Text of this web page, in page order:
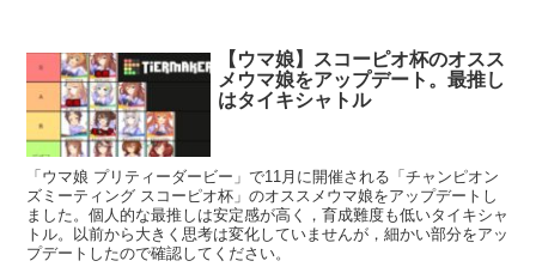
【ウマ娘】スコーピオ杯のオスス
メウマ娘をアップデート。最推し
はタイキシャトル
「ウマ娘 プリティーダービー」で11月に開催される「チャンピオン
ズミーティング スコーピオ杯」のオススメウマ娘をアップデートし
ました。個人的な最推しは安定感が高く，育成難度も低いタイキシャ
トル。以前から大きく思考は変化していませんが，細かい部分をアッ
プデートしたので確認してください。